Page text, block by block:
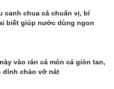
canh chua cá chuẩn vị, bí
biết giúp nước dùng ngon
vào rán cá món cá giòn tan,
dính chảo vỡ nát